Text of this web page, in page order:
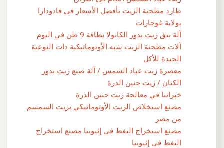
طارد مطحنة الزيت بأفضل الأسعار في فادودارا
بولاية غوجارات
آلة بثق زيت بذور الكانولا بطاقة 9 طن في اليوم
آلات مطحنة الزيت شبه الأوتوماتيكية ذات النوعية
الجيدة للأكل
معصرة زيت عباد الشمس / آلة صنع زيت بذور
الكتان / زيت جنين الذرة
خبراتنا في معالجة زيت جنين الذرة
مصنع استخلاص الزيت الأوتوماتيكي بزيت السمسم
من مصر
مصنع استخراج النفط في إثيوبيا مصنع استخراج
النفط في إثيوبيا